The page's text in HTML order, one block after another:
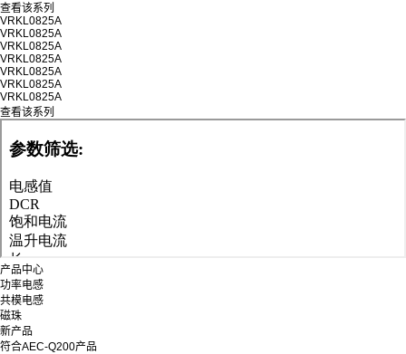
查看该系列
VRKL0825A
VRKL0825A
VRKL0825A
VRKL0825A
VRKL0825A
VRKL0825A
VRKL0825A
查看该系列
产品中心
功率电感
共模电感
磁珠
新产品
符合AEC-Q200产品